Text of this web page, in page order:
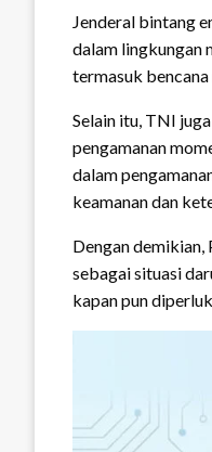
Jenderal bintang
dalam lingkungan
termasuk
Selain itu, TNI
pengamanan
dalam
keamanan dan
Dengan
sebagai situasi
kapan pun